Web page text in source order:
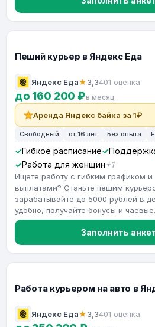
Пеший курьер в Яндекс Еда
Яндекс Еда★3,3401 оценка
до 160 200 ₽в месяц
Аренда Яндекс байка за 1₽
Свободный от 16 лет Без опыта
Гибкое расписание
Работа для женщин +1
Ищете работу с гибким графиком
выплатами? Станьте пешим
зарабатывайте до 5000 рублей в
удобно, получайте бонусы и чаевые.
Заполнить
Работа курьером на авто в
Яндекс Еда★3,3401 оценка